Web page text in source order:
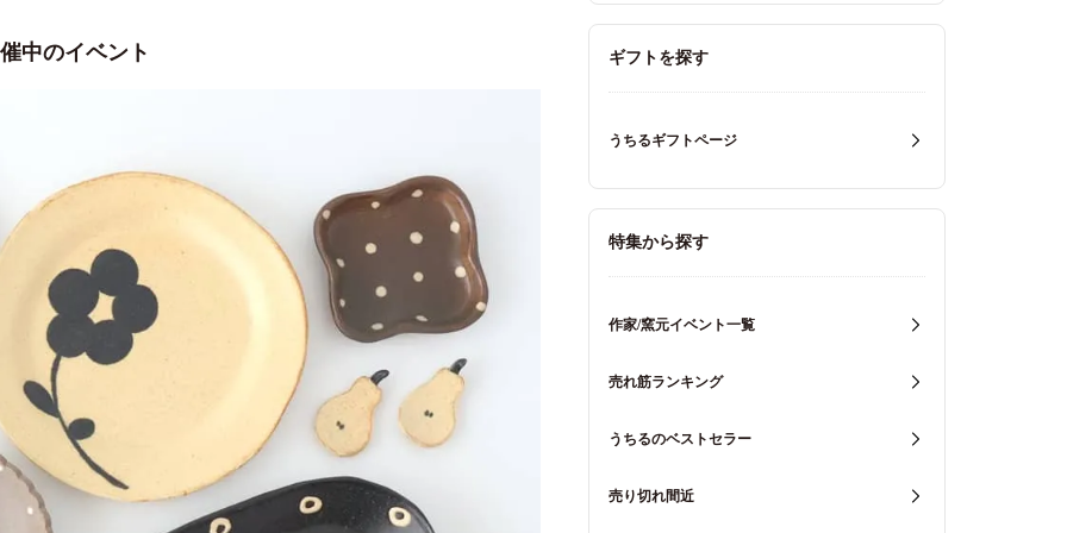
中のイベント ギフトを探す
うちるギフトページ
特集から探す
作家/窯元イベント一覧
売れ筋ランキング
うちるのベストセラー
売り切れ間近